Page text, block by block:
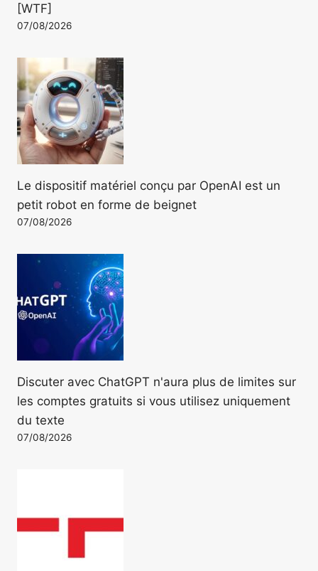
[WTF]
07/08/2026
Le dispositif matériel conçu par OpenAI est un
petit robot en forme de beignet
07/08/2026
Discuter avec ChatGPT n'aura plus de limites sur
les comptes gratuits si vous utilisez uniquement
du texte
07/08/2026